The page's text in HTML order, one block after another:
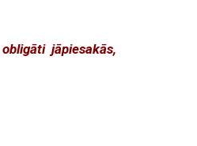
jāpiesakās,